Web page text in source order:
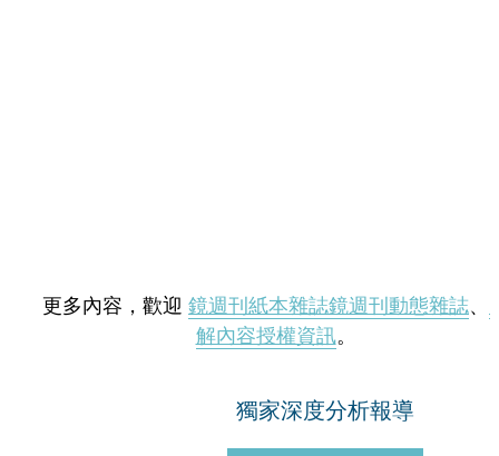
更多內容，歡迎 鏡週刊紙本雜誌鏡週刊動態雜誌、
解內容授權資訊。
獨家深度分析報導